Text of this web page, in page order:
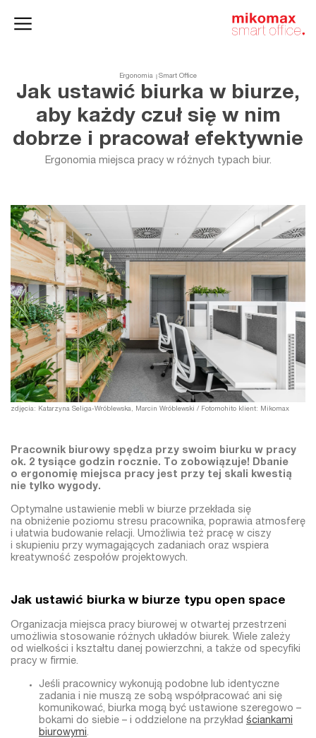
Ergonomia Smart Office
Jak ustawić biurka w biurze,
aby każdy czuł się w nim
dobrze i pracował efektywnie
Ergonomia miejsca pracy w różnych typach biur.
zdjęcia: Katarzyna Seliga-Wróblewska, Marcin Wróblewski / Fotomohito klient: Mikomax
Pracownik biurowy spędza przy swoim biurku w pracy
ok. 2 tysiące godzin rocznie. To zobowiązuje! Dbanie
o ergonomię miejsca pracy jest przy tej skali kwestią
nie tylko wygody.
Optymalne ustawienie mebli w biurze przekłada się
na obniżenie poziomu stresu pracownika, poprawia atmosferę
i ułatwia budowanie relacji. Umożliwia też pracę w ciszy
i skupieniu przy wymagających zadaniach oraz wspiera
kreatywność zespołów projektowych.
Jak ustawić biurka w biurze typu open space
Organizacja miejsca pracy biurowej w otwartej przestrzeni
umożliwia stosowanie różnych układów biurek. Wiele zależy
od wielkości i kształtu danej powierzchni, a także od specyfiki
pracy w firmie.
Jeśli pracownicy wykonują podobne lub identyczne
zadania i nie muszą ze sobą współpracować ani się
komunikować, biurka mogą być ustawione szeregowo –
bokami do siebie – i oddzielone na przykład ściankami
biurowymi.